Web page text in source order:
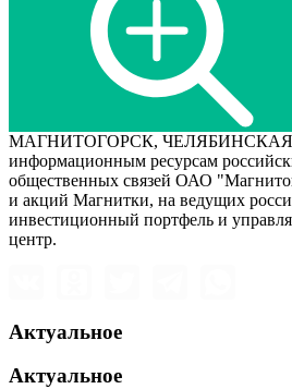
МАГНИТОГОРСК, ЧЕЛЯБИНСКАЯ
информационным ресурсам
общественных связей ОАО
и акций Магнитки, на ведущих
инвестиционный портфель и
центр.
Актуальное
Актуальное